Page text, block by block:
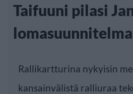
Taifuuni pilasi
Rallikartturina nykyisin
kansainvälistä ralliuraa